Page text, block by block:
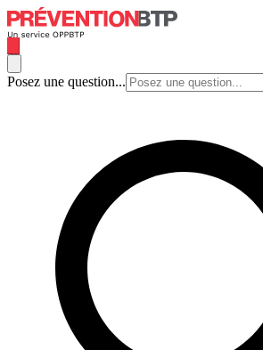
Posez une question...